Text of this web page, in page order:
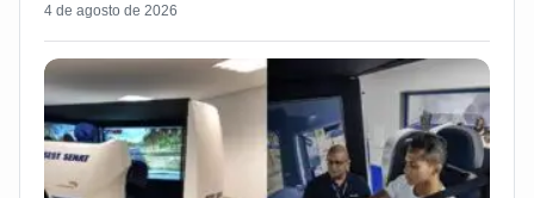
4 de agosto de 2026